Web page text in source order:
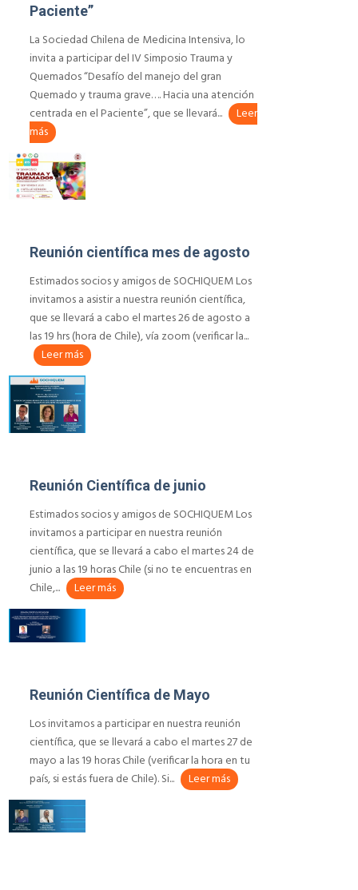
Paciente”
La Sociedad Chilena de Medicina Intensiva, lo
invita a participar del IV Simposio Trauma y
Quemados “Desafío del manejo del gran
Quemado y trauma grave…. Hacia una atención
centrada en el Paciente”, que se llevará...
Leer
más
Reunión científica mes de agosto
Estimados socios y amigos de SOCHIQUEM Los
invitamos a asistir a nuestra reunión científica,
que se llevará a cabo el martes 26 de agosto a
las 19 hrs (hora de Chile), vía zoom (verificar la...
Leer más
Reunión Científica de junio
Estimados socios y amigos de SOCHIQUEM Los
invitamos a participar en nuestra reunión
científica, que se llevará a cabo el martes 24 de
junio a las 19 horas Chile (si no te encuentras en
Chile,...
Leer más
Reunión Científica de Mayo
Los invitamos a participar en nuestra reunión
científica, que se llevará a cabo el martes 27 de
mayo a las 19 horas Chile (verificar la hora en tu
país, si estás fuera de Chile). Si...
Leer más